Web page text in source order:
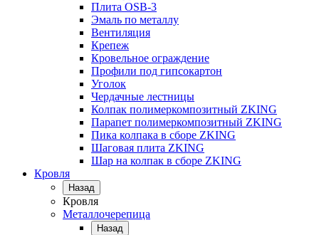
Плита OSB-3
Эмаль по металлу
Вентиляция
Крепеж
Кровельное ограждение
Профили под гипсокартон
Уголок
Чердачные лестницы
Колпак полимеркомпозитный ZKING
Парапет полимеркомпозитный ZKING
Пика колпака в сборе ZKING
Шаговая плита ZKING
Шар на колпак в сборе ZKING
Кровля
Назад
Кровля
Металлочерепица
Назад